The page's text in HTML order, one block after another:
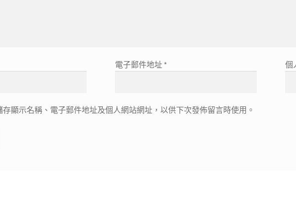
電子郵件地址 * 個
存顯示名稱、電子郵件地址及個人網站網址，以供下次發佈留言時使用。